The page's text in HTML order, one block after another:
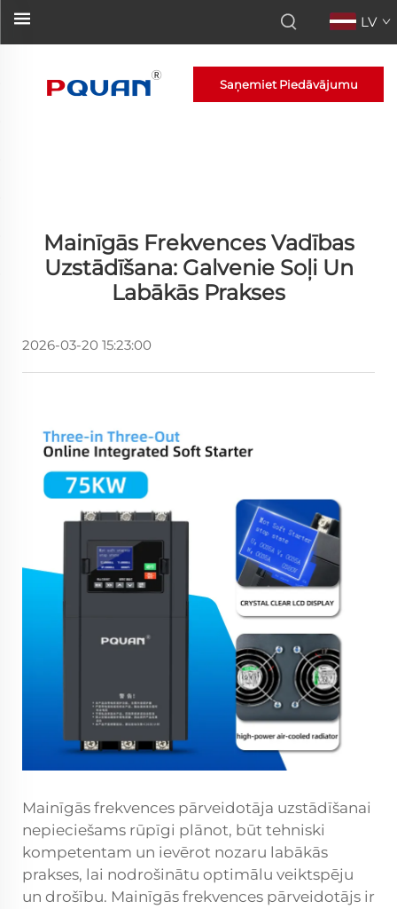
LV
Saņemiet Piedāvājumu
Mainīgās Frekvences Vadības
Uzstādīšana: Galvenie Soļi Un
Labākās Prakses
2026-03-20 15:23:00
Mainīgās frekvences pārveidotāja uzstādīšanai
nepieciešams rūpīgi plānot, būt tehniski
kompetentam un ievērot nozaru labākās
prakses, lai nodrošinātu optimālu veiktspēju
un drošību. Mainīgās frekvences pārveidotājs ir